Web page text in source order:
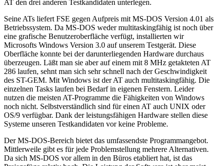
AT den drei anderen Testkandidaten unterlegen.
Seine ATs liefert FSE gegen Aufpreis mit MS-DOS Version 4.01 als
Betriebssystem. Da MS-DOS weder multitaskingfähig ist noch über
eine grafische Benutzeroberfläche verfügt, installierten wir
Microsofts Windows Version 3.0 auf unserem Testgerät. Diese
Oberfläche konnte bei der darunterliegenden Hardware durchaus
überzeugen. Läßt man sie aber auf einem mit 8 MHz getakteten AT
286 laufen, sehnt man sich sehr schnell nach der Geschwindigkeit
des ST-GEM. Mit Windows ist der AT auch multitaskingfähig. Die
einzelnen Tasks laufen bei Bedarf in eigenen Fenstern. Leider
nutzen die meisten AT-Programme die Fähigkeiten von Windows
noch nicht. Selbstverständlich sind für einen AT auch UNIX oder
OS/9 verfügbar. Dank der leistungsfähigen Hardware stellen diese
Systeme unseren Testkandidaten vor keine Probleme.
Der MS-DOS-Bereich bietet das umfassendste Programmangebot.
Mittlerweile gibt es für jede Problemstellung mehrere Alternativen.
Da sich MS-DOS vor allem in den Büros etabliert hat, ist das